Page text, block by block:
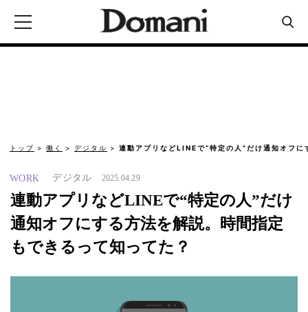
トップ 働く デジタル 連動アプリなどLINEで“特定の人”だけ通知オフ
WORK デジタル 2025.04.29
連動アプリなどLINEで“特定の人”だけ
通知オフにする方法を解説。時間指定
もできるって知ってた？